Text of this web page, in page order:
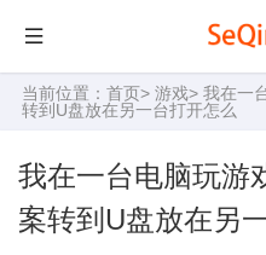
当前位置： 首页> 游戏> 我在一
转到U盘放在另一台打开怎么
我在一台电脑玩游
案转到U盘放在另